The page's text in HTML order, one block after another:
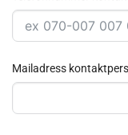
Mailadress